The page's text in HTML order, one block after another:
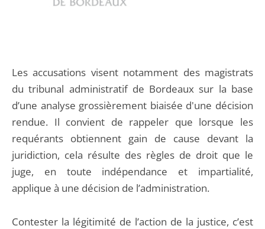
Les accusations visent notamment des magistrats
du tribunal administratif de Bordeaux sur la base
d’une analyse grossièrement biaisée d'une décision
rendue. Il convient de rappeler que lorsque les
requérants obtiennent gain de cause devant la
juridiction, cela résulte des règles de droit que le
juge, en toute indépendance et impartialité,
applique à une décision de l’administration.
Contester la légitimité de l’action de la justice, c’est